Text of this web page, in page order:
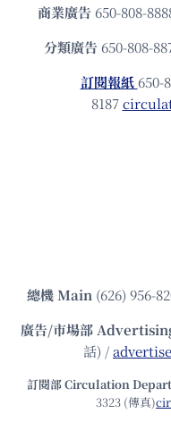
商業廣告 650-808-
分類廣告 650-808-
訂閱報紙 650-
8187
總機Main (626) 956-
廣告/市場部
話) /
訂閱部 Circulation
3323 (傳真)